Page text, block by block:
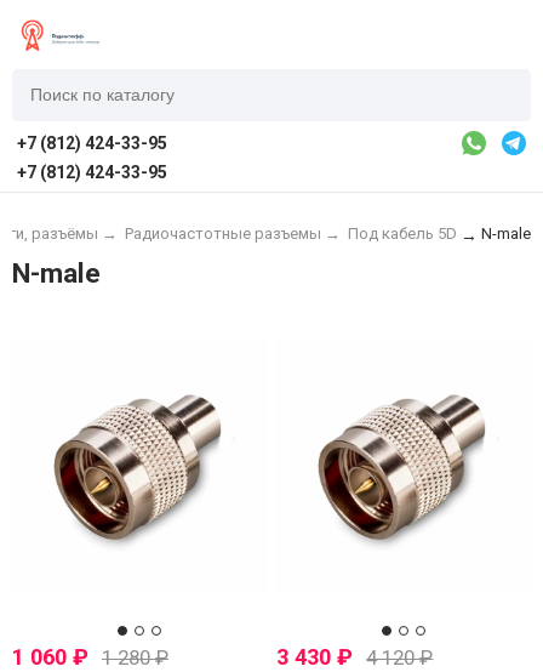
+7 (812) 424-33-95
+7 (812) 424-33-95
разъёмы → Радиочастотные разъемы → Под кабель 5D → N-male
N-male
1 060 ₽ 1 280₽ 3 430₽ 4 120₽